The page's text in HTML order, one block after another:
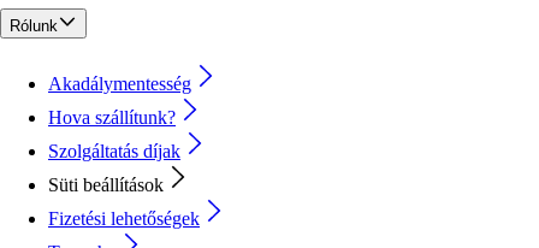
Rólunk
Akadálymentesség
Hova szállítunk?
Szolgáltatás díjak
Süti beállítások
Fizetési lehetőségek